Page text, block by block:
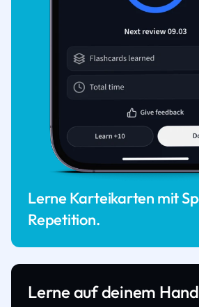
Lerne Karteikarten mit
Repetition.
Lerne auf deinem